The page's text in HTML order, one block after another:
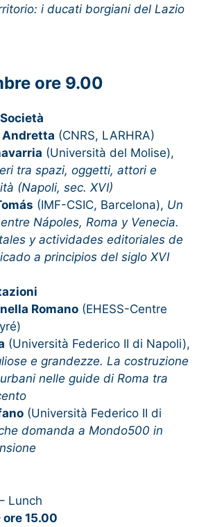
i ducati borgiani del Lazio
ore 9.00
Andretta (CNRS, LARHRA)
(Università del Molise),
tra spazi, oggetti, attori e
(Napoli, sec. XVI)
(IMF-CSIC, Barcelona), Un
Nápoles, Roma y Venecia.
y actividades editoriales de
a principios del siglo XVI
Romano (EHESS-Centre
(Università Federico II di Napoli),
e grandezze. La costruzione
nelle guide di Roma tra
(Università Federico II di
domanda a Mondo500 in
Lunch
ore 15.00